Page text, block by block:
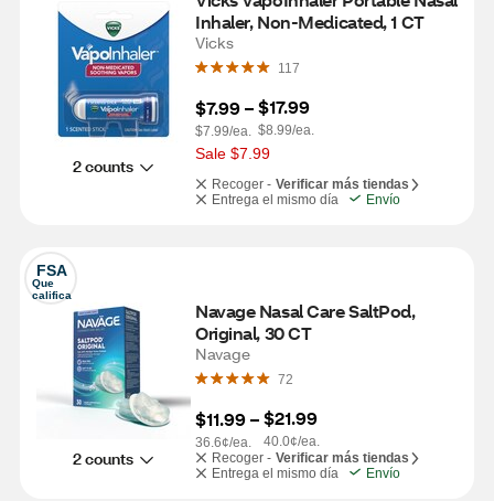
2 counts
Inhaler, Non-Medicated, 1 CT
Vicks
117
$7.99 –
$7.99/ea.
$17.99
$8.99/ea.
Sale $7.99
Recoger - Verificar más tiendas
Entrega el mismo día
Envío
FSA
Que
califica
2 counts
Navage Nasal Care SaltPod,
Original, 30 CT
Navage
72
$11.99 –
36.6¢/ea.
$21.99
40.0¢/ea.
Recoger - Verificar más tiendas
Entrega el mismo día
Envío